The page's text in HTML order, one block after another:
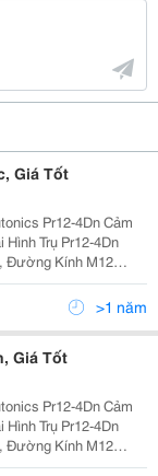
Giá Tốt
Pr12-4Dn Cảm
Trụ Pr12-4Dn
Đường Kính M12
>1 năm
Giá Tốt
Pr12-4Dn Cảm
Trụ Pr12-4Dn
Đường Kính M12